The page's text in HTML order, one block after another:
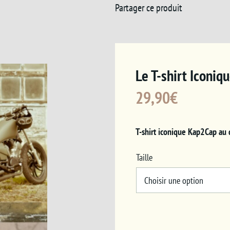
Partager ce produit
Le T-shirt
29,90€
T-shirt iconique Kap2Cap
Taille